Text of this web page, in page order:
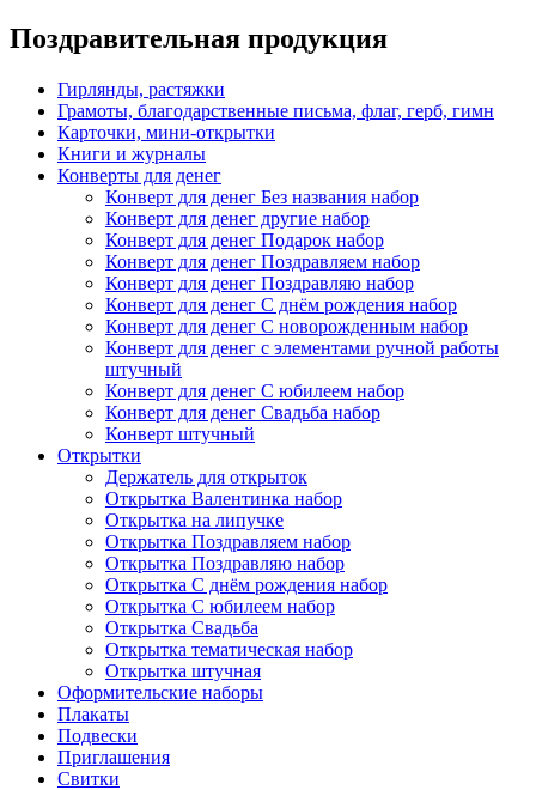
Поздравительная продукция
Гирлянды, растяжки
Грамоты, благодарственные письма, флаг, герб, гимн
Карточки, мини-открытки
Книги и журналы
Конверты для денег
Конверт для денег Без названия набор
Конверт для денег другие набор
Конверт для денег Подарок набор
Конверт для денег Поздравляем набор
Конверт для денег Поздравляю набор
Конверт для денег С днём рождения набор
Конверт для денег С новорожденным набор
Конверт для денег с элементами ручной работы
штучный
Конверт для денег С юбилеем набор
Конверт для денег Свадьба набор
Конверт штучный
Открытки
Держатель для открыток
Открытка Валентинка набор
Открытка на липучке
Открытка Поздравляем набор
Открытка Поздравляю набор
Открытка С днём рождения набор
Открытка С юбилеем набор
Открытка Свадьба
Открытка тематическая набор
Открытка штучная
Оформительские наборы
Плакаты
Подвески
Приглашения
Свитки